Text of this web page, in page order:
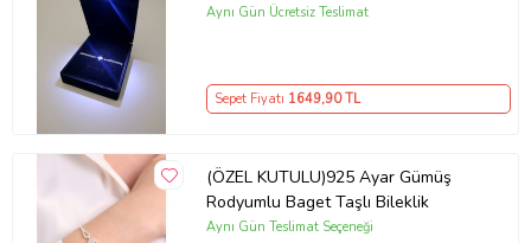
Aynı Gün Ücretsiz Teslimat
Sepet Fiyatı 1649,90 TL
(ÖZEL KUTULU)925 Ayar Gümüş
Rodyumlu Baget Taşlı Bileklik
Aynı Gün Teslimat Seçeneği